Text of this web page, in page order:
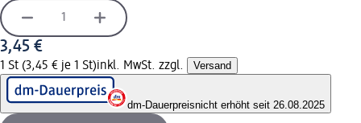
3,45 €
1 St (3,45 € je 1 St)inkl. MwSt. zzgl. Versand
dm-Dauerpreisnicht erhöht seit 26.08.2025